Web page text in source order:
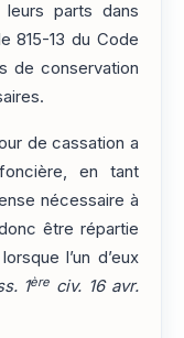
leurs parts dans
815-13 du Code
de conservation
de cassation a
en tant
nécessaire à
être répartie
l’un d’eux
1ère civ. 16 avr.